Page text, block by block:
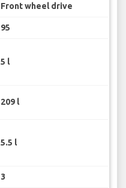
Front wheel drive
95
5 l
209 l
5.5 l
3